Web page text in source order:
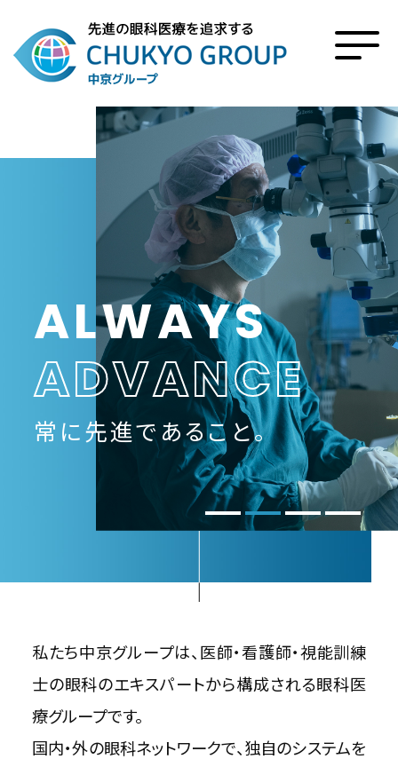
ALWAYS
ADVANCE
常に先進であること。
私たち中京グループは、 医師・看護師・視能訓練
士の眼科のエキスパートから構成される眼科医
療グループです。
国内・外の眼科ネットワークで、独自のシステムを